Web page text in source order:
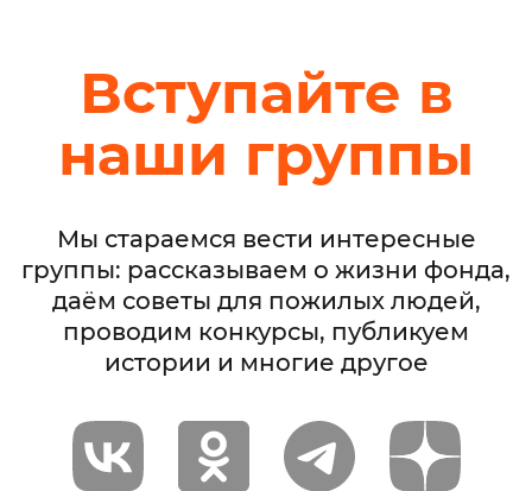
Вступайте в
наши группы
Мы стараемся вести интересные
группы: рассказываем о жизни фонда,
даём советы для пожилых людей,
проводим конкурсы, публикуем
истории и многие другое